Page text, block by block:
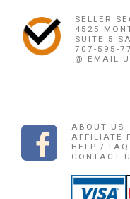
SELLER
4525
SUITE 5
707-595-
@ EMAIL
ABOUT US
AFFILIATE
HELP / FAQ
CONTACT